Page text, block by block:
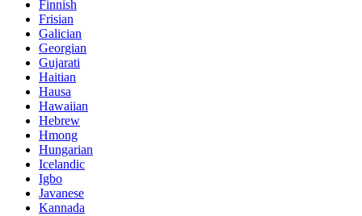
Finnish
Frisian
Galician
Georgian
Gujarati
Haitian
Hausa
Hawaiian
Hebrew
Hmong
Hungarian
Icelandic
Igbo
Javanese
Kannada